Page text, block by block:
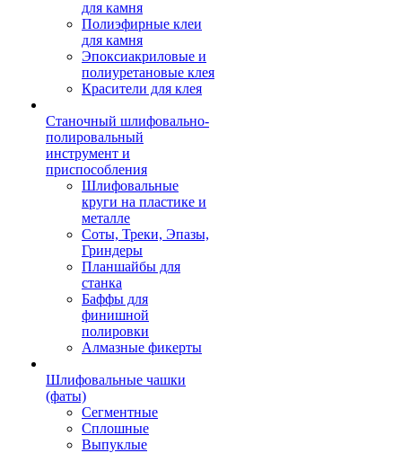
для камня
Полиэфирные клеи
для камня
Эпоксиакриловые и
полиуретановые клея
Красители для клея
Станочный шлифовально-
полировальный
инструмент и
приспособления
Шлифовальные
круги на пластике и
металле
Соты, Треки, Эпазы,
Гриндеры
Планшайбы для
станка
Баффы для
финишной
полировки
Алмазные фикерты
Шлифовальные чашки
(фаты)
Сегментные
Сплошные
Выпуклые